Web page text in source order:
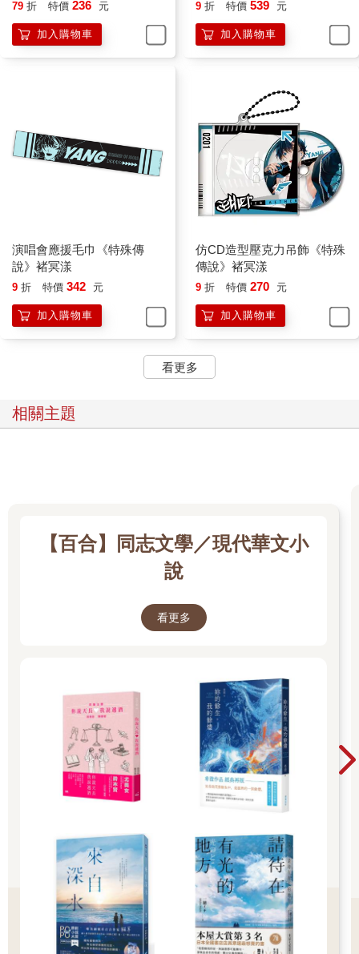
79 折 特價 236 元
加入購物車
9 折 特價 539 元
加入購物車
演唱會應援毛巾《特殊傳
說》褚冥漾
9 折 特價 342 元
加入購物車
仿CD造型壓克力吊飾《特殊
傳說》褚冥漾
9 折 特價 270 元
加入購物車
看更多
相關主題
【百合】同志文學／現代華文小
說
看更多